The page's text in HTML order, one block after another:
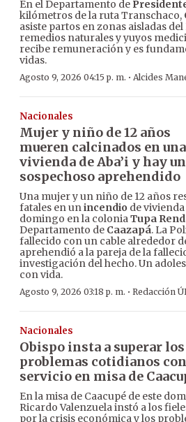
En el Departamento de
kilómetros de la ruta Transchaco,
asiste partos en zonas aisladas
remedios naturales y yuyos
recibe remuneración y es
vidas.
Agosto 9, 2026 04:15 p. m. · Alcides
Nacionales
Mujer y niño de 12 años
mueren calcinados en una
vivienda de Aba’i y hay un
sospechoso aprehendido
Una mujer y un niño de 12 años
fatales en unincendio de
domingo en la coloniaTupa
Departamento de Caazapá. La
fallecido con un cable alrededor
aprehendió a la pareja de la
investigación del hecho. Un
con vida.
Agosto 9, 2026 03:18 p. m. · Redacción
Nacionales
Obispo insta a superar los
problemas cotidianos
servicio en misa de
En la misa de Caacupé de este
Ricardo Valenzuela instó a los
por la crisis económica y los